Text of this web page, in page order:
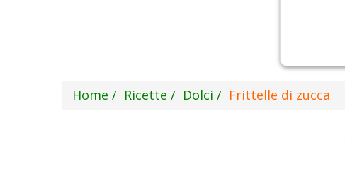
Home Ricette Dolci Frittelle di zucca